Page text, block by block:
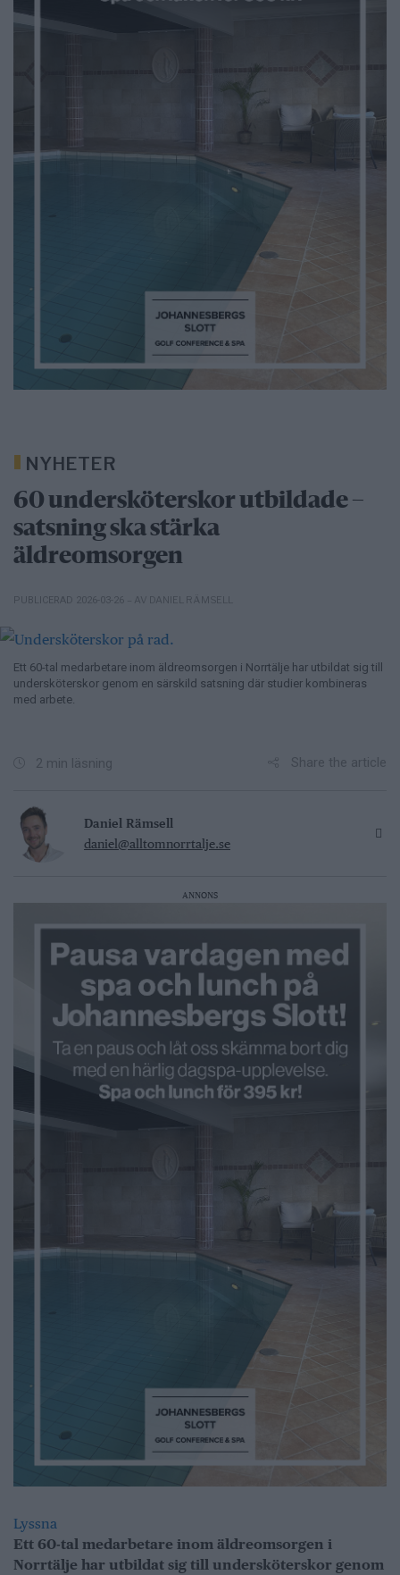
NYHETER
60 undersköterskor utbildade –
satsning ska stärka
äldreomsorgen
PUBLICERAD 2026-03-26 – AV DANIEL RÄMSELL
Ett 60-tal medarbetare inom äldreomsorgen i Norrtälje har utbildat sig till
undersköterskor genom en särskild satsning där studier kombineras
med arbete.
2 min läsning Share the article
Daniel Rämsell
daniel@alltomnorrtalje.se
ANNONS
Lyssna
Ett 60-tal medarbetare inom äldreomsorgen i
Norrtälje har utbildat sig till undersköterskor genom